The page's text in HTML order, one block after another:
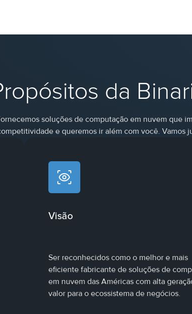
da
soluções de computação em nuvem que
e queremos ir além com você. Vamos
Visão
Ser reconhecidos como o melhor e mais
eficiente fabricante de soluções de
em nuvem das Américas com alta
valor para o ecossistema de negócios.